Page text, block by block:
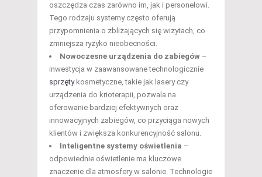
oszczędza czas zarówno im, jak i personelowi.
Tego rodzaju systemy często oferują
przypomnienia o zbliżających się wizytach, co
zmniejsza ryzyko nieobecności.
Nowoczesne urządzenia do zabiegów –
inwestycja w zaawansowane technologicznie
sprzętykosmetyczne, takie jak lasery czy
urządzenia do krioterapii, pozwala na
oferowanie bardziej efektywnych oraz
innowacyjnych zabiegów, co przyciąga nowych
klientów i zwiększa konkurencyjność salonu.
Inteligentne systemy oświetlenia –
odpowiednie oświetlenie ma kluczowe
znaczenie dla atmosfery w salonie. Technologie